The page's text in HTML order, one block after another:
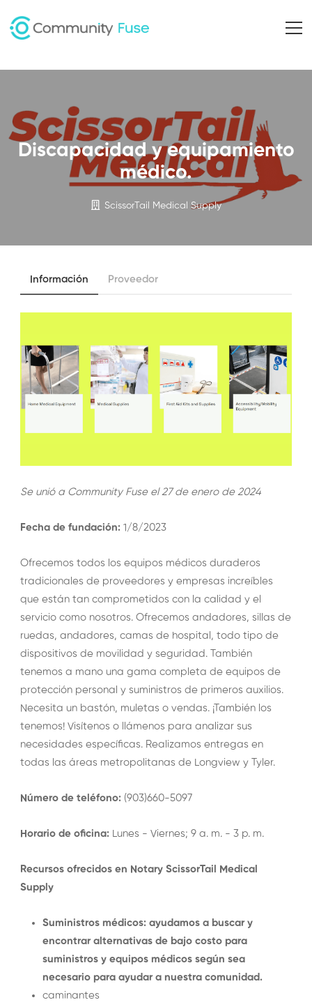
Discapacidad y equipamiento
médico.
ScissorTail Medical Supply
Información Proveedor
Se unió a Community Fuse el 27 de enero de 2024
Fecha de fundación:1/8/2023
Ofrecemos todos los equipos médicos duraderos
tradicionales de proveedores y empresas increíbles
que están tan comprometidos con la calidad y el
servicio como nosotros. Ofrecemos andadores, sillas de
ruedas, andadores, camas de hospital, todo tipo de
dispositivos de movilidad y seguridad. También
tenemos a mano una gama completa de equipos de
protección personal y suministros de primeros auxilios.
Necesita un bastón, muletas o vendas. ¡También los
tenemos! Visítenos o llámenos para analizar sus
necesidades específicas. Realizamos entregas en
todas las áreas metropolitanas de Longview y Tyler.
Número de teléfono:(903)660-5097
Horario de oficina:Lunes - Viernes; 9 a. m. - 3 p. m.
Recursos ofrecidos en Notary ScissorTail Medical
Supply
Suministros médicos: ayudamos a buscar y
encontrar alternativas de bajo costo para
suministros y equipos médicos según sea
necesario para ayudar a nuestra comunidad.
caminantes